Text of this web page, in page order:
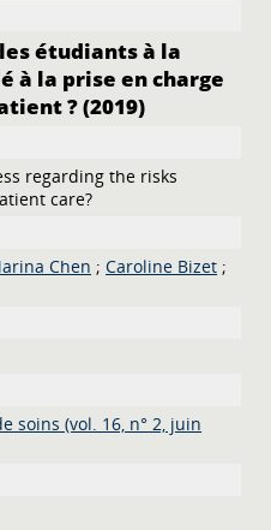
étudiants à la
à la prise en charge
? (2019)
regarding the risks
care?
Chen ;Caroline Bizet ;
soins (vol. 16, n° 2, juin